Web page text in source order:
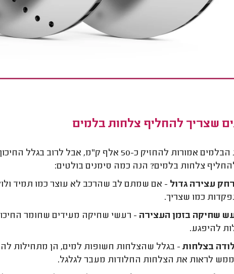
שצריך להחליף צלחות בלמים
צלחות הבלמים אמורות להחזיק כ-50 אלף
צלחות בלמים? הנה כמה סימנים בולטים:
עצירה גדול - אם שמתם לב שהרכב לא עוצר כמו תמיד
כמו שצריך.
שחיקה בזמן העצירה - רעשי שחיקה מעידים שחומר
להיפגע.
בצלחות- בגלל שהצלחות חשופות למים, הן מתחילות
ממש לראות את הצלחות החלודות מעבר לגלגל.